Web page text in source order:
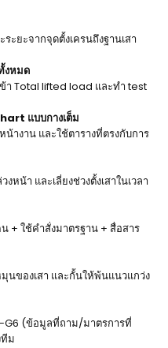
ะยะจากจุดตั้งเครนถึงฐานเสา
งหมด
า Total lifted load และทำ test
แบบกางเต็ม
างาน และใช้ตารางที่ตรงกับการ
น้า และเลี่ยงช่วงตั้งเสาในเวลา
+ ใช้คำสั่งมาตรฐาน + สื่อสาร
นของเสา และกั้นให้พ้นแนวแกว่ง
(ข้อมูลที่ถาม/มาตรการที่
ทีม